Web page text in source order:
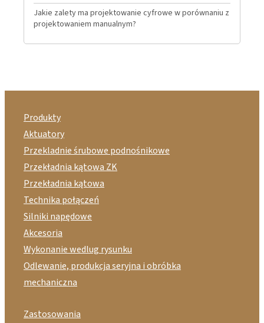
Jakie zalety ma projektowanie cyfrowe w porównaniu z
projektowaniem manualnym?
Produkty
Aktuatory
Przekladnie śrubowe podnośnikowe
Przekładnia kątowa ZK
Przekładnia kątowa
Technika połączeń
Silniki napędowe
Akcesoria
Wykonanie wedlug rysunku
Odlewanie, produkcja seryjna i obróbka
mechaniczna
Zastosowania